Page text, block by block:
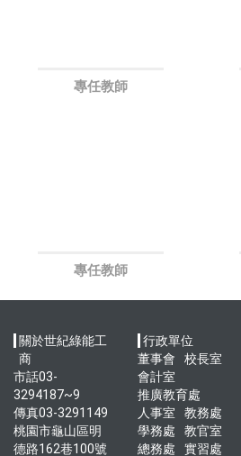
專任教師
專任教師
關於世紀綠能工
商
市話03-
3294187~9
傳真03-3291149
桃園市龜山區明
德路162巷100號
行政單位
董事會
校長室
會計室
推廣教育處
人事室
教務處
學務處
教官室
總務處
實習處